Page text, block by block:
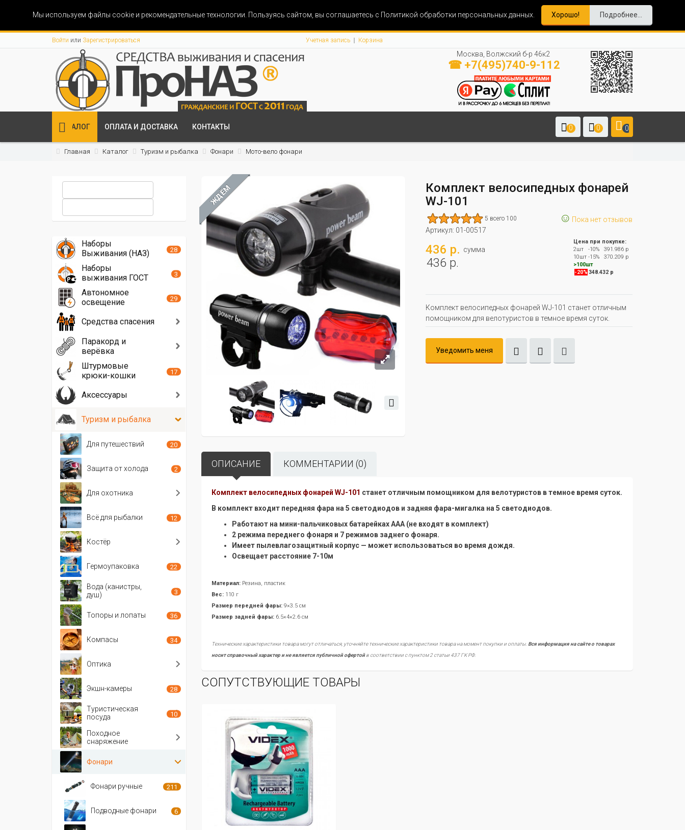
Мы используем файлы cookie и рекомендательные технологии. Пользуясь сайтом, вы соглашаетесь с Политикой обработки персональных данных. Хорошо! Подробнее...
Войти или Зарегистрироваться Учетная запись Корзина
Москва, Волжский б-р 46к2
☎ +7(495)740-9-112
КАТАЛОГ ОПЛАТА И ДОСТАВКА КОНТАКТЫ 0 0 0
Главная Каталог Туризм и рыбалка Фонари Мото-вело фонари
ЖДЁМ
Комплект велосипедных фонарей
WJ-101
5 всего 100 ☺ Пока нет отзывов
Артикул: 01-00517
436 р. сумма
436 р.
Цена при покупке:
2шт
-10%
391.986 р
10шт -15%
370.209 р
>100шт
-20% 348.432 р
Комплект велосипедных фонарей WJ-101 станет отличным
помощником для велотуристов в темное время суток.
Уведомить меня
ОПИСАНИЕ КОММЕНТАРИИ (0)
Комплект велосипедных фонарей WJ-101 станет отличным помощником для велотуристов в темноевремя суток.
В комплект входит передняя фара на 5 светодиодов и задняя фара-мигалка на 5 светодиодов.
Работают на мини-пальчиковыхбатарейках ААА (не входят в комплект)
2 режима переднего фонаря и 7 режимовзаднего фонаря.
Имеет пылевлагозащитный корпус — может использоваться во время дождя.
Освещает расстояние 7-10м
Материал:Резина, пластик
Вес: 110 г
Размер передней фары:9×3.5 см
Размер задней фары:6.5×4×2.6 см
Технические характеристики товара могут отличаться, уточняйте технические характеристики товара на момент покупки и оплаты. Вся информация на сайте о товарах
носит справочный характер и не является публичной офертойв соответствии с пунктом 2 статьи 437 ГК РФ.
СОПУТСТВУЮЩИЕ ТОВАРЫ
Наборы
Выживания (НАЗ)
28
Наборы
выживания ГОСТ
3
Автономное
освещение
29
Средства спасения
Паракорд и
верёвка
Штурмовые
крюки-кошки
17
Аксессуары
Туризм и рыбалка
Для путешествий 20
Защита от холода 2
Для охотника
Всё для рыбалки 12
Костёр
Гермоупаковка 22
Вода (канистры,
душ)
3
Топоры и лопаты 36
Компасы 34
Оптика
Экшн-камеры 28
Туристическая
посуда
10
Походное
снаряжение
Фонари
Фонари ручные 211
Подводные фонари 6